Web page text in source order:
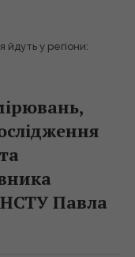
йдуть у регіони:
НСТУ Павла